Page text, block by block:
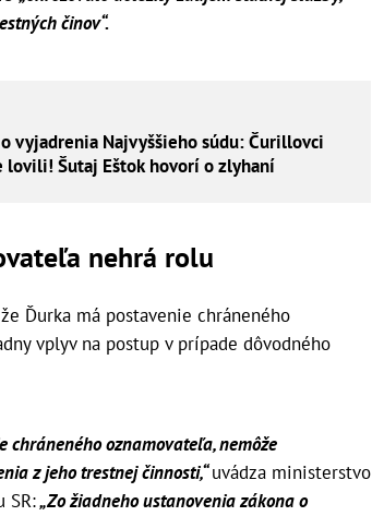
činov“.
vyjadrenia Najvyššieho súdu: Čurillovci
lovili! Šutaj Eštok hovorí o zlyhaní
nehrá rolu
Ďurka má postavenie chráneného
vplyv na postup v prípade dôvodného
chráneného oznamovateľa, nemôže
z jeho trestnej činnosti,“uvádza ministerstvo
SR:„Zo žiadneho ustanovenia zákona o